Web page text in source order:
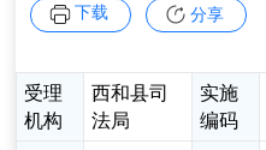
下载 分享
受理
机构
西和县司
法局
实施
编码